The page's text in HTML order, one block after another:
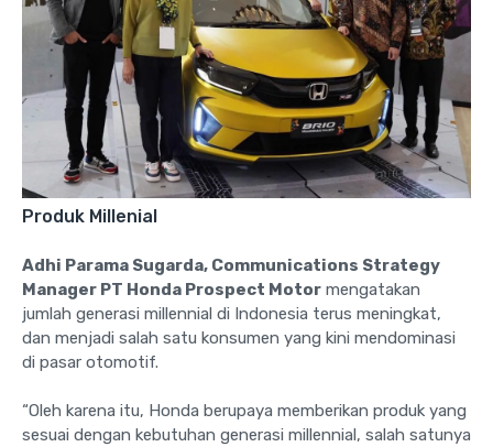
Produk Millenial
Adhi Parama Sugarda, Communications Strategy
Manager PT Honda Prospect Motor mengatakan
jumlah generasi millennial di Indonesia terus meningkat,
dan menjadi salah satu konsumen yang kini mendominasi
di pasar otomotif.
“Oleh karena itu, Honda berupaya memberikan produk yang
sesuai dengan kebutuhan generasi millennial, salah satunya